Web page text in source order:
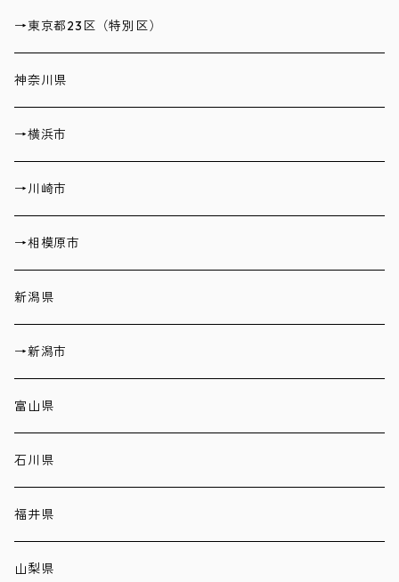
→東京都23区（特別区）
神奈川県
→横浜市
→川崎市
→相模原市
新潟県
→新潟市
富山県
石川県
福井県
山梨県